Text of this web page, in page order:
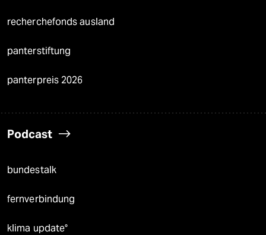
recherchefonds ausland
panterstiftung
panterpreis 2026
Podcast
bundestalk
fernverbindung
klima update°